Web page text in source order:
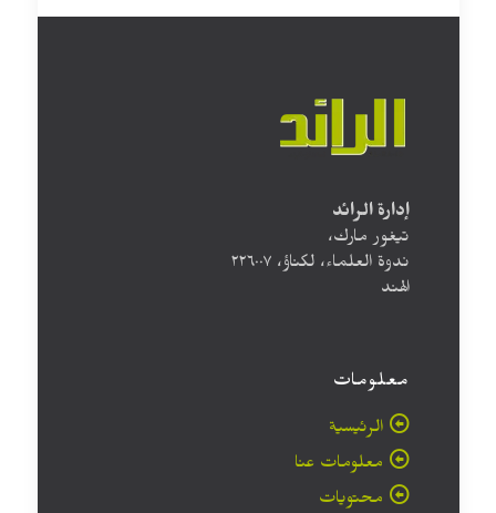
إدارة الرائد
تيغور مارك،
ندوة العلماء، لكناؤ، ۲۲٦۰۰۷
الهند
معلومات
الرئيسية
معلومات عنا
محتويات